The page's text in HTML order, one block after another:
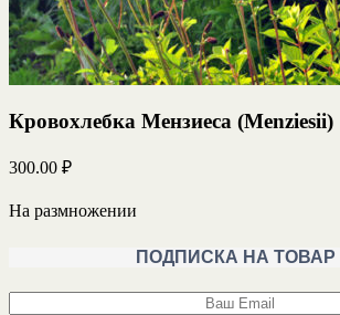
Кровохлебка Мензиеса (Menziesii)
300.00 ₽
На размножении
ПОДПИСКА НА ТОВАР